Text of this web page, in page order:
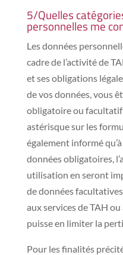
5/Quelles
personnelles me
Les données
cadre de l’activité de
et ses obligations
de vos données, vous
obligatoire ou
astérisque sur les
également informé
données obligatoires,
utilisation en seront
de données
aux services de TAH
puisse en limiter la
Pour les finalités